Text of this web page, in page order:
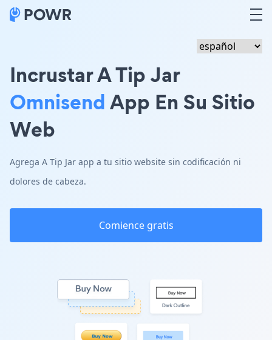
Incrustar A Tip Jar
OmnisendApp En Su Sitio
Web
Agrega A Tip Jar app a tu sitio website sin codificación ni
dolores de cabeza.
Comience gratis